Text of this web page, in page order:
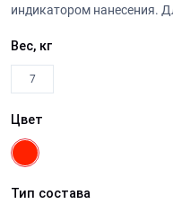
индикатором нанесения.
Вес, кг
7
Цвет
Тип состава